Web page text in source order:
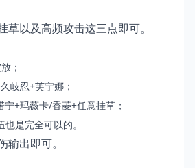
草以及高频攻击这三点即可。
；
岐忍+芙宁娜；
+玛薇卡/香菱+任意挂草；
是完全可以的。
出即可。